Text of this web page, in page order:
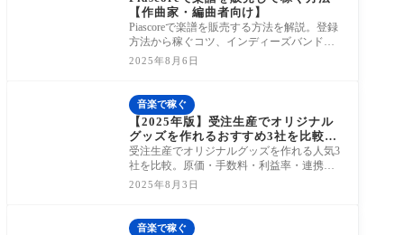
【作曲家・編曲者向け】
Piascoreで楽譜を販売する方法を解説。登録
方法から稼ぐコツ、インディーズバンドの
グッズ活用まで紹介します。
2025年8月6日
音楽で稼ぐ
【2025年版】受注生産でオリジナル
グッズを作れるおすすめ3社を比較！
SUZURI・pixiv FACTORY・Up-Tの
違いとは？
受注生産でオリジナルグッズを作れる人気3
社を比較。原価・手数料・利益率・連携方
法まで徹底解説。あなたに最適なサービス
2025年8月3日
音楽で稼ぐ